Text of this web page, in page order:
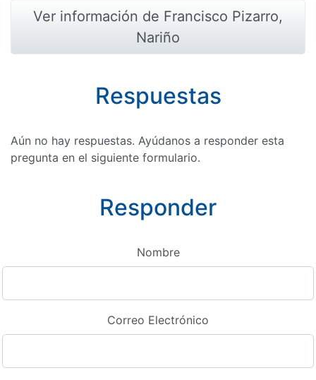
Ver información de Francisco Pizarro,
Nariño
Respuestas
Aún no hay respuestas. Ayúdanos a responder esta
pregunta en el siguiente formulario.
Responder
Nombre
Correo Electrónico